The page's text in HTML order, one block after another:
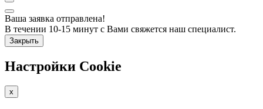
Ваша заявка отправлена!
В течении 10-15 минут с Вами свяжется наш специалист.
Закрыть
Настройки Cookie
x